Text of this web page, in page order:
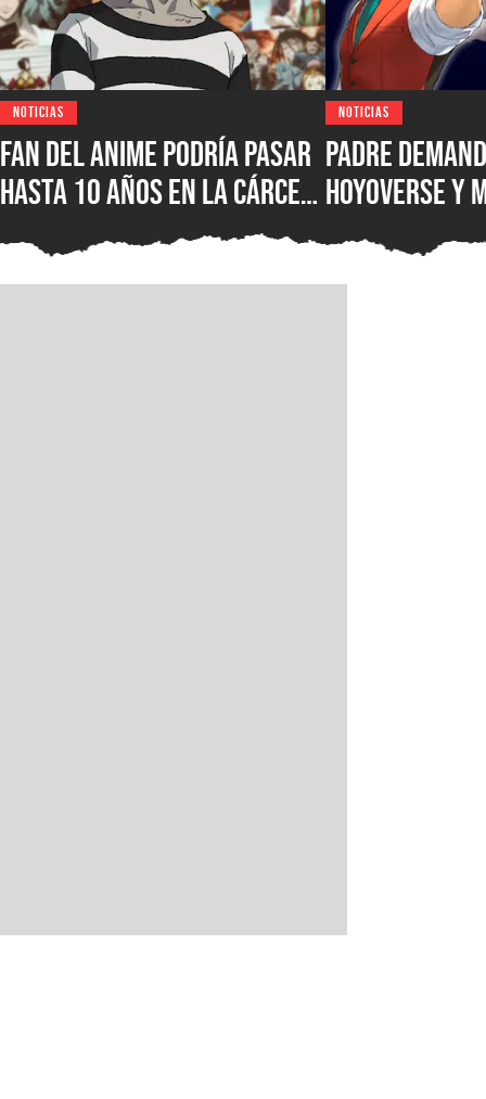
NOTICIAS
Fan del anime podría pasar
hasta 10 años en la cárcel
por hacer una locura luego
de no poder ver su serie
NOTICIAS
Padre
HoyoVerse y
luego de
hiciera